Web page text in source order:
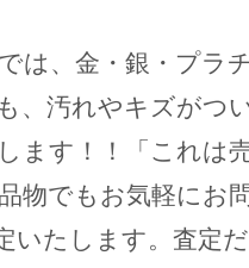
は、金・銀・プラ
、汚れやキズがつ
ます！！「これは
物でもお気軽にお
いたします。査定